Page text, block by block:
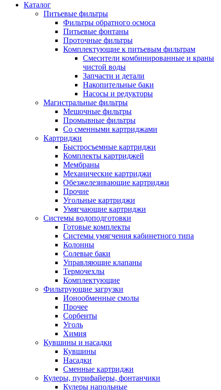
Каталог
Питьевые фильтры
Фильтры обратного осмоса
Питьевые фонтаны
Проточные фильтры
Комплектующие к питьевым фильтрам
Смесители комбинированные и краны
чистой воды
Запчасти и детали
Накопительные баки
Насосы и редукторы
Магистральные фильтры
Мешочные фильтры
Промывные фильтры
Со сменными картриджами
Картриджи
Быстросъемные картриджи
Комплекты картриджей
Мембраны
Механические картриджи
Обезжелезивающие картриджи
Прочие
Угольные картриджи
Умягчающие картриджи
Системы водоподготовки
Готовые комплекты
Системы умягчения кабинетного типа
Колонны
Солевые баки
Управляющие клапаны
Термочехлы
Комплектующие
Фильтрующие загрузки
Ионообменные смолы
Прочее
Сорбенты
Уголь
Химия
Кувшины и насадки
Кувшины
Насадки
Сменные картриджи
Кулеры, пурифайеры, фонтанчики
Кулеры напольные